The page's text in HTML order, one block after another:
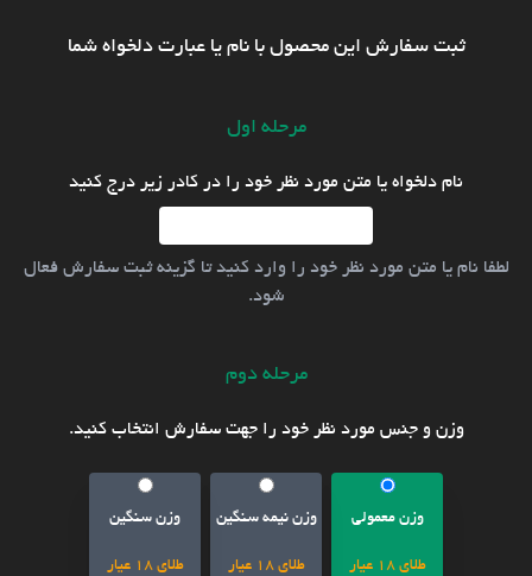
ثبت سفارش این محصول با نام یا عبارت دلخواه شما
مرحله اول
نام دلخواه یا متن مورد نظر خود را در کادر زیر درج کنید
لطفا نام یا متن مورد نظر خود را وارد کنید تا گزینه ثبت سفارش فعال
شود.
مرحله دوم
وزن و جنس مورد نظر خود را جهت سفارش انتخاب کنید.
وزن معمولی
طلای 18 عیار
وزن نیمه سنگین
طلای 18 عیار
وزن سنگین
طلای 18 عیار